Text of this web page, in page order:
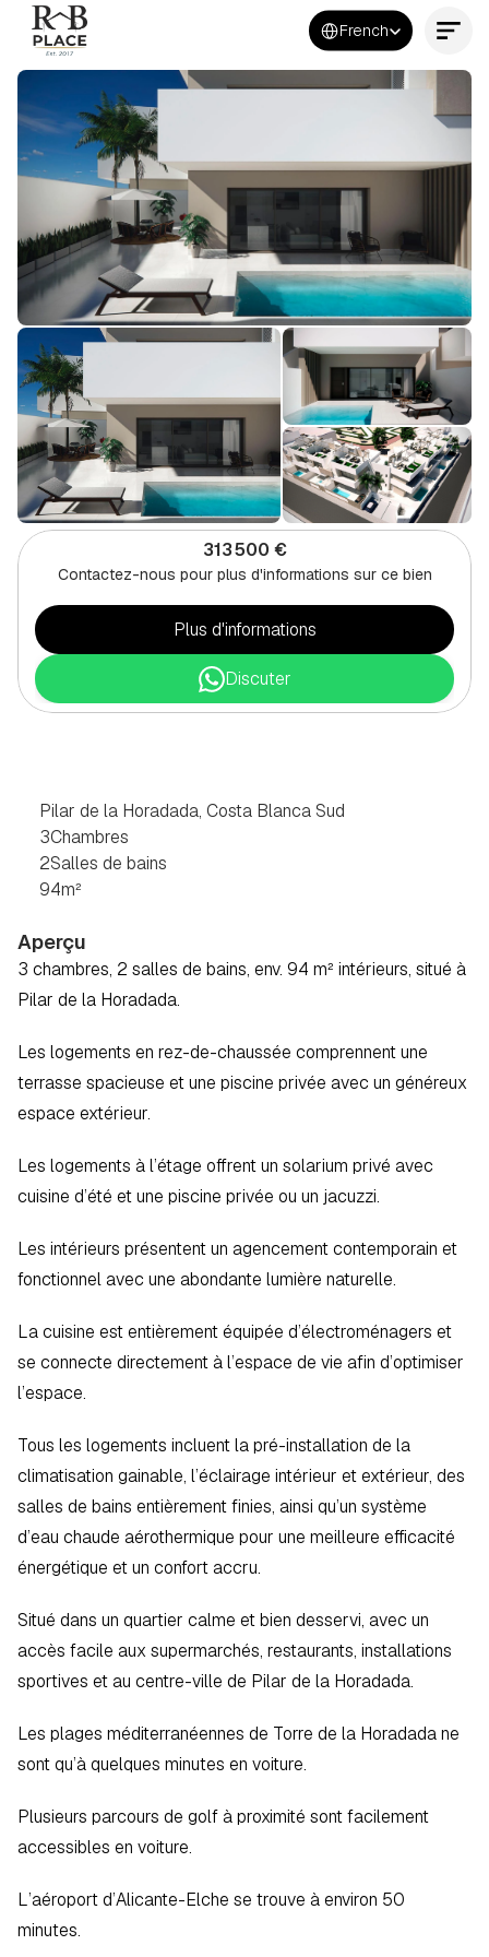
Select Language
French
Contactez-nous maintenant
313 500 €
Contactez-nous pour plus d'informations sur ce bien
Plus d'informations
Discuter
Pilar de la Horadada, Costa Blanca Sud
3Chambres
2Salles de bains
94m²
Aperçu
3 chambres, 2 salles de bains, env. 94 m² intérieurs, situé à
Pilar de la Horadada.
Les logements en rez-de-chaussée comprennent une
terrasse spacieuse et une piscine privée avec un généreux
espace extérieur.
Les logements à l’étage offrent un solarium privé avec
cuisine d’été et une piscine privée ou un jacuzzi.
Les intérieurs présentent un agencement contemporain et
fonctionnel avec une abondante lumière naturelle.
La cuisine est entièrement équipée d’électroménagers et
se connecte directement à l’espace de vie afin d’optimiser
l’espace.
Tous les logements incluent la pré-installation de la
climatisation gainable, l’éclairage intérieur et extérieur, des
salles de bains entièrement finies, ainsi qu’un système
d’eau chaude aérothermique pour une meilleure efficacité
énergétique et un confort accru.
Situé dans un quartier calme et bien desservi, avec un
accès facile aux supermarchés, restaurants, installations
sportives et au centre-ville de Pilar de la Horadada.
Les plages méditerranéennes de Torre de la Horadada ne
sont qu’à quelques minutes en voiture.
Plusieurs parcours de golf à proximité sont facilement
accessibles en voiture.
L’aéroport d’Alicante-Elche se trouve à environ 50
minutes.